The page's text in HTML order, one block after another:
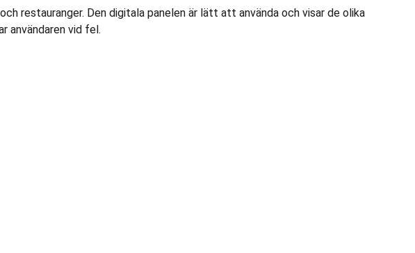
restauranger. Den digitala panelen är lätt att använda och visar de olika
användaren vid fel.